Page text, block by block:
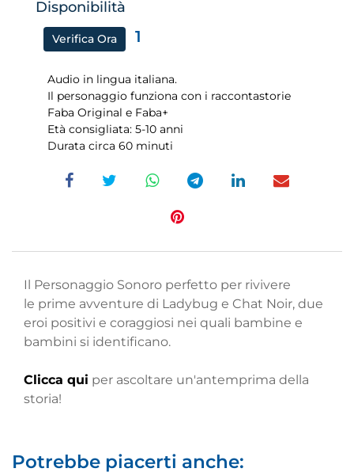
Disponibilità
Verifica Ora 1
Audio in lingua italiana.
Il personaggio funziona con i raccontastorie
Faba Original e Faba+
Età consigliata: 5-10 anni
Durata circa 60 minuti
Il Personaggio Sonoro perfetto per rivivere
le prime avventure di Ladybug e Chat Noir, due
eroi positivi e coraggiosi nei quali bambine e
bambini si identificano.
Clicca qui per ascoltare un'antemprima della
storia!
Potrebbe piacerti anche: